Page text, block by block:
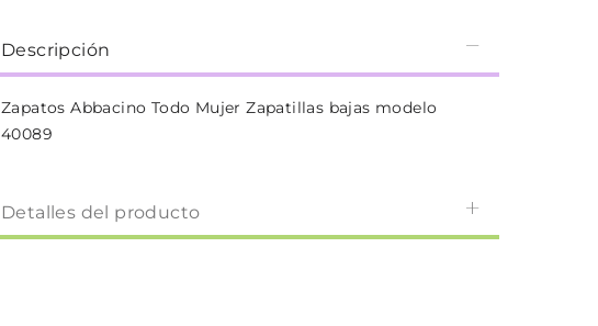
Descripción
Zapatos Abbacino Todo Mujer Zapatillas bajas modelo
40089
Detalles del producto